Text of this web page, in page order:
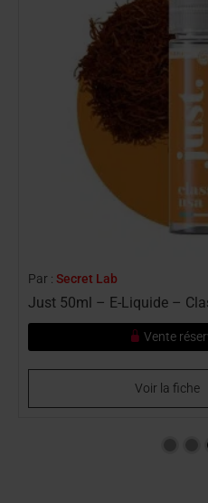
Par : Secret Lab
Just 50ml – E-Liquide –
Vente
Voir la fiche